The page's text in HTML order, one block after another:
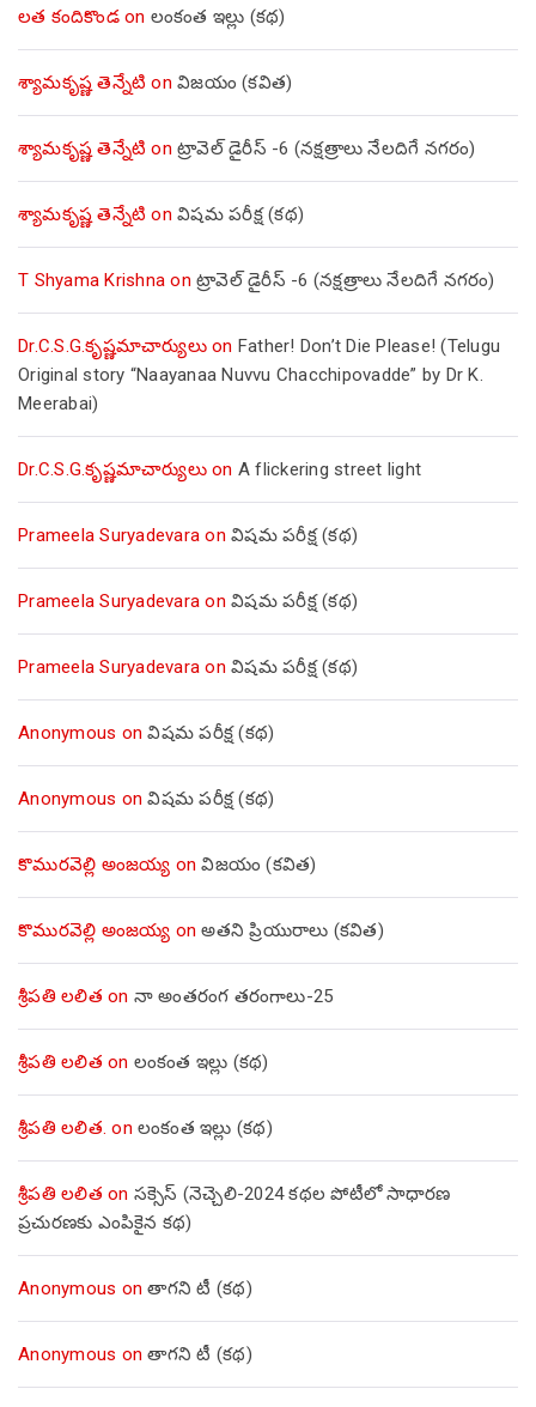
లత కందికొండon లంకంత ఇల్లు (కథ)
శ్యామకృష్ణ తెన్నేటి on విజయం (కవిత)
శ్యామకృష్ణ తెన్నేటి on ట్రావెల్ డైరీస్ -6 (నక్షత్రాలు నేలదిగే నగరం)
శ్యామకృష్ణ తెన్నేటి on విషమ పరీక్ష (క‌థ‌)
T Shyama Krishna on ట్రావెల్ డైరీస్ -6 (నక్షత్రాలు నేలదిగే నగరం)
Dr.C.S.G.కృష్ణమాచార్యులుon Father! Don’t Die Please! (Telugu
Original story “Naayanaa Nuvvu Chacchipovadde” by Dr K.
Meerabai)
Dr.C.S.G.కృష్ణమాచార్యులుon A flickering street light
Prameela Suryadevara on విషమ పరీక్ష (క‌థ‌)
Prameela Suryadevara on విషమ పరీక్ష (క‌థ‌)
Prameela Suryadevara on విషమ పరీక్ష (క‌థ‌)
Anonymous onవిషమ పరీక్ష (క‌థ‌)
Anonymous onవిషమ పరీక్ష (క‌థ‌)
కొమురవెల్లి అంజయ్య onవిజయం (కవిత)
కొమురవెల్లి అంజయ్య onఅతని ప్రియురాలు (కవిత)
శ్రీపతి లలిత on నా అంతరంగ తరంగాలు-25
శ్రీపతి లలిత on లంకంత ఇల్లు (కథ)
శ్రీపతి లలిత. on లంకంత ఇల్లు (కథ)
శ్రీపతి లలిత on సక్సెస్ (నెచ్చెలి-2024 కథల పోటీలో సాధారణ
ప్రచురణకు ఎంపికైన కథ)
Anonymous onతాగని టీ (కథ)
Anonymous onతాగని టీ (కథ)